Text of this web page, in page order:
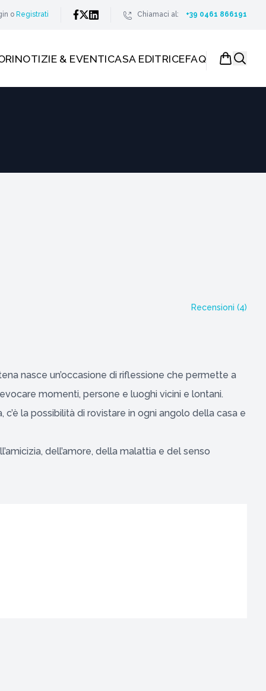
o Registrati Chiamaci al: +39 0461 866191
NOTIZIE & EVENTICASA EDITRICEFAQ
Recensioni (4)
nasce un’occasione di riflessione che permette a
momenti, persone e luoghi vicini e lontani.
la possibilità di rovistare in ogni angolo della casa e
dell’amore, della malattia e del senso